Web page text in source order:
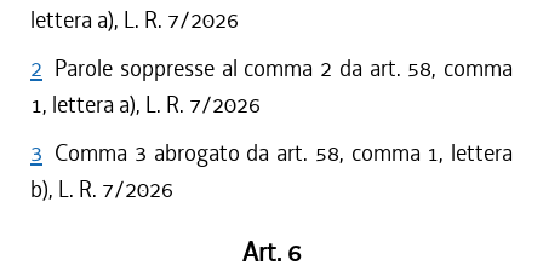
lettera a), L. R. 7/2026
2 Parole soppresse al comma 2 da art. 58, comma
1, lettera a), L. R. 7/2026
3 Comma 3 abrogato da art. 58, comma 1, lettera
b), L. R. 7/2026
Art. 6